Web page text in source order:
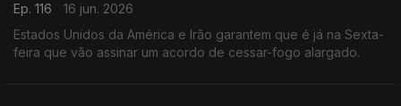
Ep. 116
16 jun. 2026
Estados Unidos da América e Irão garantem que é já na Sexta-
feira que vão assinar um acordo de cessar-fogo alargado.